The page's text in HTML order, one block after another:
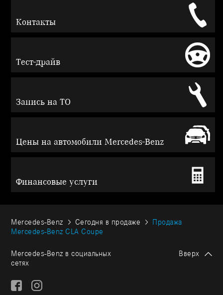
Контакты
Тест-драйв
Запись на ТО
Цены на автомобили Mercedes-Benz
Финансовые услуги
Mercedes-Benz Сегодня в продаже
Продажа
Mercedes-Benz CLA Coupe
Mercedes-Benz в социальных
сетях
Вверх